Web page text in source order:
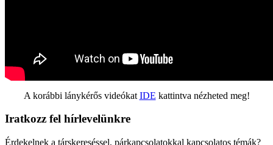
A korábbi lánykérős videókat IDE kattintva nézheted meg!
Iratkozz fel hírlevelünkre
Érdekelnek a társkereséssel, párkapcsolatokkal kapcsolatos témák?